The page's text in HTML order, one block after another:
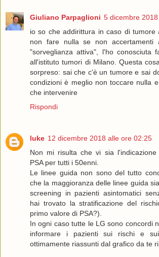
Giuliano Parpaglioni 5 dicembre
io so che addirittura in caso di tumore
non fare nulla se non accertamenti
"sorveglianza attiva", l'ho conosciuta
all'istituto tumori di Milano. Questa
sorpreso: sai che c'è un tumore e sai
condizioni è meglio non toccare nulla
che intervenire
Rispondi
luke 12 dicembre 2018 alle ore 02:25
Non mi risulta che vi sia l'indicazione
PSA per tutti i 50enni.
Le linee guida non sono del tutto
che la maggioranza delle linee guida
screening in pazienti asintomatici
hai trovato la stratificazione del
primo valore di PSA?).
In ogni caso tutte le LG sono concordi
informare i pazienti sui rischi e
ottimamente riassunti dal grafico da te